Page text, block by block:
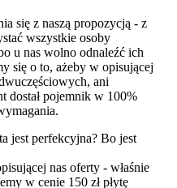
się z naszą propozycją - z
wszystkie osoby
u nas wolno odnaleźć ich
się o to, ażeby w opisującej
ani
dostał pojemnik w 100%
jest perfekcyjna? Bo jest
nas oferty - właśnie
w cenie 150 zł płytę